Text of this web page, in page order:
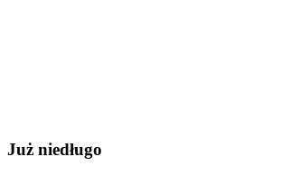
Już niedługo